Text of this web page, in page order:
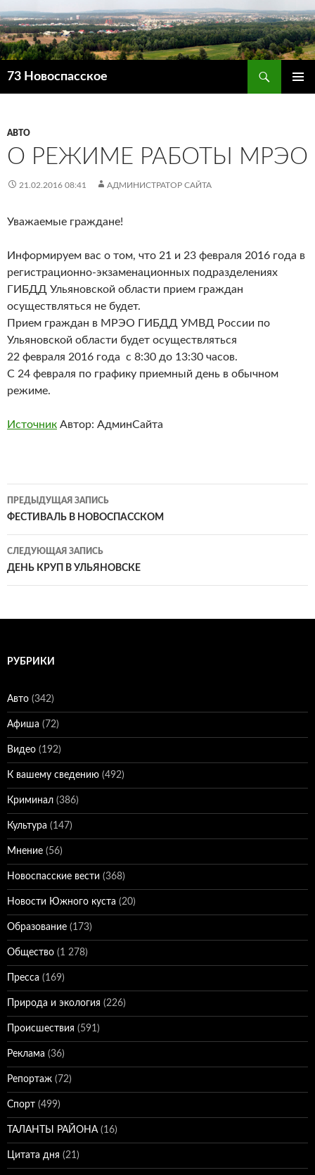
73 Новоспасское
АВТО
О РЕЖИМЕ РАБОТЫ МРЭО
21.02.2016 08:41 АДМИНИСТРАТОР САЙТА
Уважаемые граждане!
Информируем вас о том, что 21 и 23 февраля 2016 года в
регистрационно-экзаменационных подразделениях
ГИБДД Ульяновской области прием граждан
осуществляться не будет.
Прием граждан в МРЭО ГИБДД УМВД России по
Ульяновской области будет осуществляться
22 февраля 2016 года с 8:30 до 13:30 часов.
С 24 февраля по графику приемный день в обычном
режиме.
Источник Автор: АдминСайта
Навигация
по
записям
ПРЕДЫДУЩАЯ ЗАПИСЬ
ФЕСТИВАЛЬ В НОВОСПАССКОМ
СЛЕДУЮЩАЯ ЗАПИСЬ
ДЕНЬ КРУП В УЛЬЯНОВСКЕ
РУБРИКИ
Авто (342)
Афиша (72)
Видео (192)
К вашему сведению (492)
Криминал (386)
Культура (147)
Мнение (56)
Новоспасские вести (368)
Новости Южного куста (20)
Образование (173)
Общество (1 278)
Пресса (169)
Природа и экология (226)
Происшествия (591)
Реклама (36)
Репортаж (72)
Спорт (499)
ТАЛАНТЫ РАЙОНА(16)
Цитата дня (21)